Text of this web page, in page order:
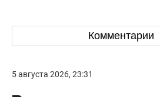
Комментарии
5 августа 2026, 23:31